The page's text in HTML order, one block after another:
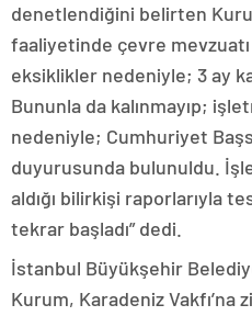
denetlendiğini belirten
faaliyetinde çevre
eksiklikler nedeniyle; 3 ay
Bununla da kalınmayıp;
nedeniyle; Cumhuriyet
duyurusunda bulunuldu.
aldığı bilirkişi raporlarıyla
tekrar başladı” dedi.
İstanbul Büyükşehir
Kurum, Karadeniz Vakfı’na